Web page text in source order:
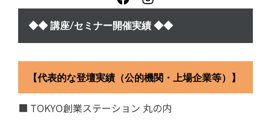
◆◆ 講座/セミナー開催実績 ◆◆
【代表的な登壇実績（公的機関・上場企業等）】
■ TOKYO創業ステーション 丸の内